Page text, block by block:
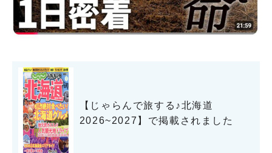
【じゃらんで旅する♪北海道
2026~2027】で掲載されました